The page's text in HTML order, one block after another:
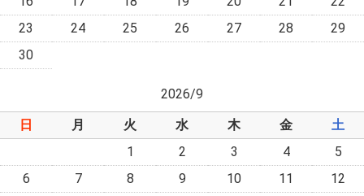
23
24 25 26 27 28
29
30
2026/9
日
月 火 水 木 金
土
1
2 3 4
5
6
7 8 9 10 11
12